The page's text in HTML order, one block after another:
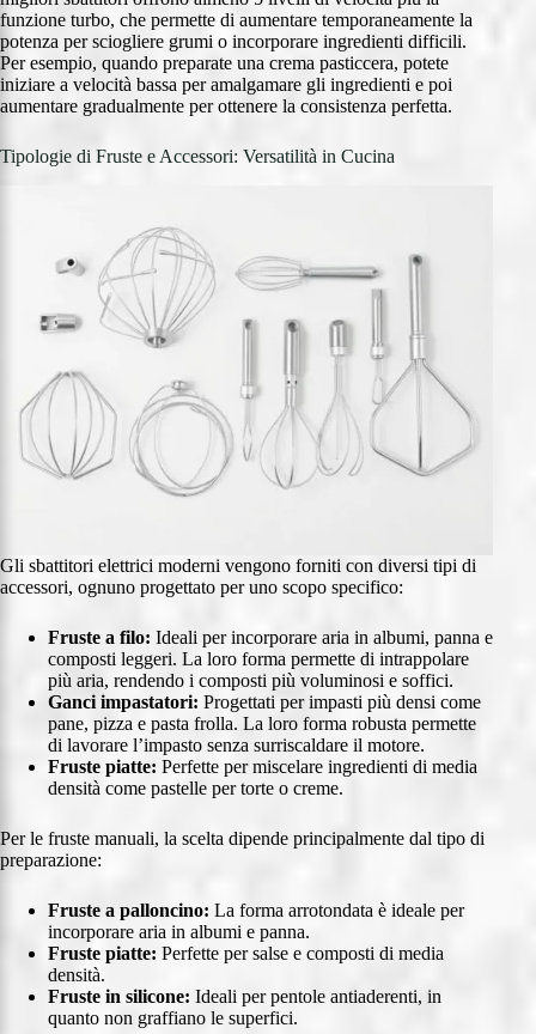
funzione turbo, che permette di aumentare temporaneamente la
potenza per sciogliere grumi o incorporare ingredienti difficili.
Per esempio, quando preparate una crema pasticcera, potete
iniziare a velocità bassa per amalgamare gli ingredienti e poi
aumentare gradualmente per ottenere la consistenza perfetta.
Tipologie di Fruste e Accessori: Versatilità in Cucina
Gli sbattitori elettrici moderni vengono forniti con diversi tipi di
accessori, ognuno progettato per uno scopo specifico:
Fruste a filo: Ideali per incorporare aria in albumi, panna e
composti leggeri. La loro forma permette di intrappolare
più aria, rendendo i composti più voluminosi e soffici.
Ganci impastatori: Progettati per impasti più densi come
pane, pizza e pasta frolla. La loro forma robusta permette
di lavorare l’impasto senza surriscaldare il motore.
Fruste piatte: Perfette per miscelare ingredienti di media
densità come pastelle per torte o creme.
Per le fruste manuali, la scelta dipende principalmente dal tipo di
preparazione:
Fruste a palloncino: La forma arrotondata è ideale per
incorporare aria in albumi e panna.
Fruste piatte: Perfette per salse e composti di media
densità.
Fruste in silicone: Ideali per pentole antiaderenti, in
quanto non graffiano le superfici.